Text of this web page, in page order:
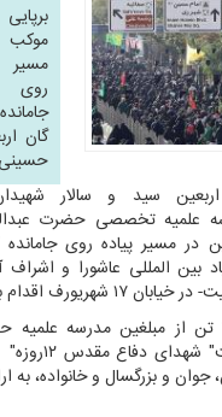
برپایی
موکب
مسیر
روی
جامانده
گان
سید و سالار شهیدان
علمیه تخصصی حضرت
در مسیر پیاده روی جامانده
بین المللی عاشورا و اشراف
به برپایی موکب نمود.
با حضور ۲۰ تن از مبلغین مدرسه
و بزرگسال و خانواده، به